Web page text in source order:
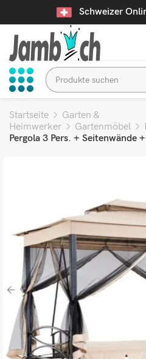
Schweizer
Startseite
Garten &
Heimwerker
Gartenmöbel
Pergola 3 Pers. + Seitenwände